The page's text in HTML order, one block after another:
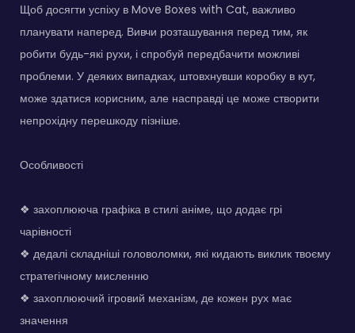
Щоб досягти успіху в Move Boxes with Cat, важливо
планувати наперед. Вивчи розташування перед тим, як
робити будь-які рухи, і спробуй передбачити можливі
проблеми. У деяких випадках, штовхнувши коробку в кут,
може здатися корисним, але насправді це може створити
непрохідну перешкоду пізніше.
Особливості
❖ захоплююча графіка в стилі аніме, що додає грі
чарівності
❖ дедалі складніші головоломки, які кидають виклик твоєму
стратегічному мисленню
❖ захоплюючий ігровий механізм, де кожен рух має
значення